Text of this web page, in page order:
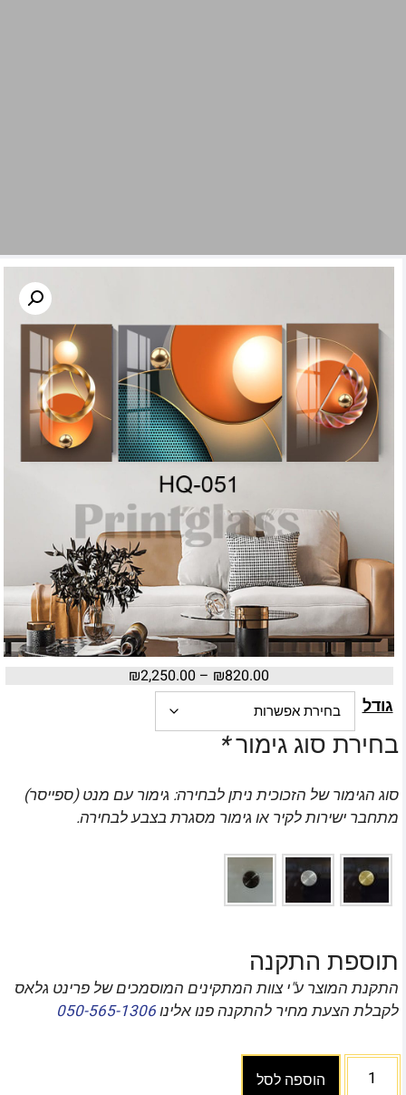
₪820.00
–
₪2,250.00
גודל
בחירת סוג גימור*
סוג הגימור של הזכוכית ניתן לבחירה: גימור עם מנט (ספייסר)
מתחבר ישירות לקיר או גימור מסגרת בצבע לבחירה.
תוספת התקנה
התקנת המוצר ע"י צוות המתקינים המוסמכים של פרינט גלאס
לקבלת הצעת מחיר להתקנה פנו אלינו050-565-1306
הוספה לסל